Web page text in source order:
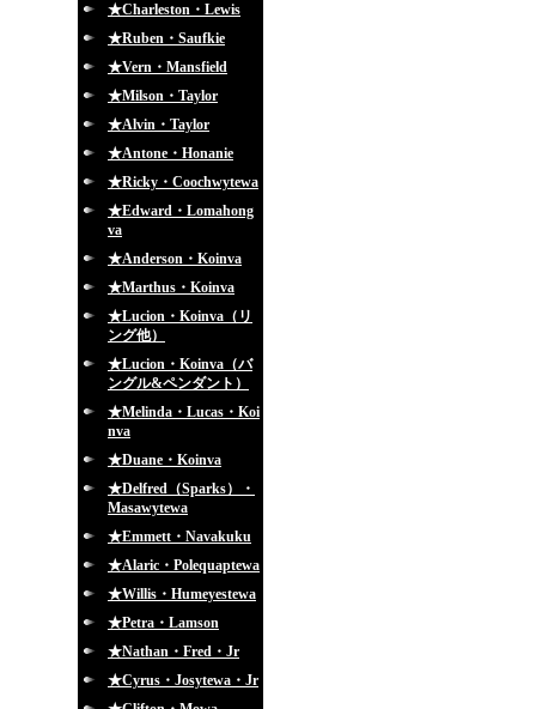
★Charleston・Lewis
★Ruben・Saufkie
★Vern・Mansfield
★Milson・Taylor
★Alvin・Taylor
★Antone・Honanie
★Ricky・Coochwytewa
★Edward・Lomahong
va
★Anderson・Koinva
★Marthus・Koinva
★Lucion・Koinva（リ
ング他）
★Lucion・Koinva（バ
ングル&ペンダント）
★Melinda・Lucas・Koi
nva
★Duane・Koinva
★Delfred（Sparks）・
Masawytewa
★Emmett・Navakuku
★Alaric・Polequaptewa
★Willis・Humeyestewa
★Petra・Lamson
★Nathan・Fred・Jr
★Cyrus・Josytewa・Jr